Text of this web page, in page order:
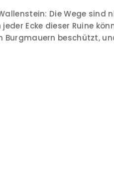
Die Wege sind
Ecke dieser Ruine
Burgmauern beschützt,